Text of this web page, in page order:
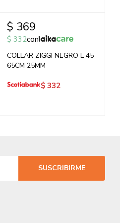
$ 369
$ 332con
COLLAR ZIGGI NEGRO L 45-
65CM 25MM
$ 332
SUSCRIBIRME